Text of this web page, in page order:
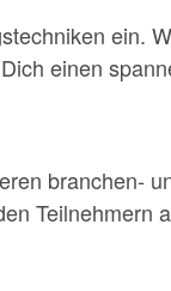
ein.
einen
branchen-
Teilnehmern